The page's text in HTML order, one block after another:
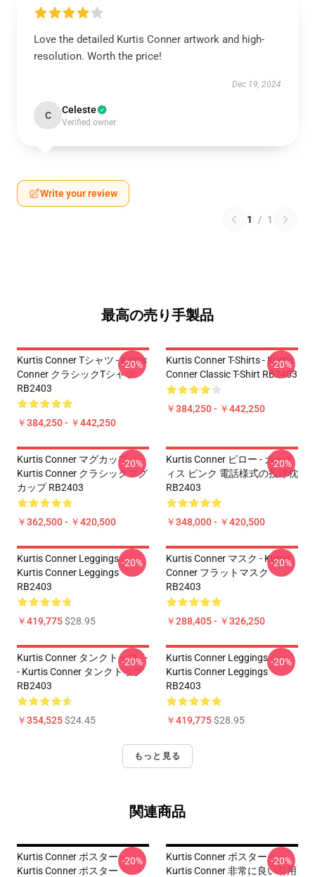
Love the detailed Kurtis Conner artwork and high-
resolution. Worth the price!
Dec 19, 2024
C Celeste
Verified owner
Write your review
1 / 1
最高の売り手製品
Kurtis Conner Tシャツ - Kurtis
Conner クラシックTシャツ
RB2403
￥384,250 - ￥442,250
-20%
Kurtis Conner T-Shirts - Kurtis
Conner Classic T-Shirt RB2403
￥384,250 - ￥442,250
-20%
Kurtis Conner マグカップ -
Kurtis Conner クラシックマグ
カップ RB2403
￥362,500 - ￥420,500
-20%
Kurtis Conner ピロー - カーテ
ィス ピンク 電話様式の投球枕
RB2403
￥348,000 - ￥420,500
-20%
Kurtis Conner Leggings -
Kurtis Conner Leggings
RB2403
￥419,775$28.95
-20%
Kurtis Conner マスク - Kurtis
Conner フラットマスク
RB2403
￥288,405 - ￥326,250
-20%
Kurtis Conner タンクトップ - -
- Kurtis Conner タンクトップ
RB2403
￥354,525$24.45
-20%
Kurtis Conner Leggings -
Kurtis Conner Leggings
RB2403
￥419,775$28.95
-20%
もっと見る
関連商品
Kurtis Conner ポスター -
Kurtis Conner ポスター
-20%
Kurtis Conner ポスター -
Kurtis Conner 非常に良い引用
-20%